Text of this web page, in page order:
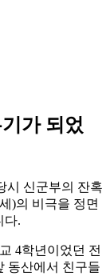
가 되었
시 신군부의 잔혹
)의 비극을 정면
다.
4학년이었던 전
동산에서 친구들